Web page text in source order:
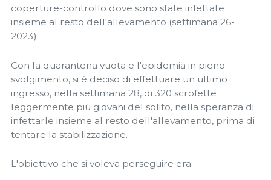
coperture-controllo dove sono state infettate
insieme al resto dell'allevamento (settimana 26-
2023).
Con la quarantena vuota e l'epidemia in pieno
svolgimento, si è deciso di effettuare un ultimo
ingresso, nella settimana 28, di 320 scrofette
leggermente più giovani del solito, nella speranza di
infettarle insieme al resto dell'allevamento, prima di
tentare la stabilizzazione.
L'obiettivo che si voleva perseguire era: